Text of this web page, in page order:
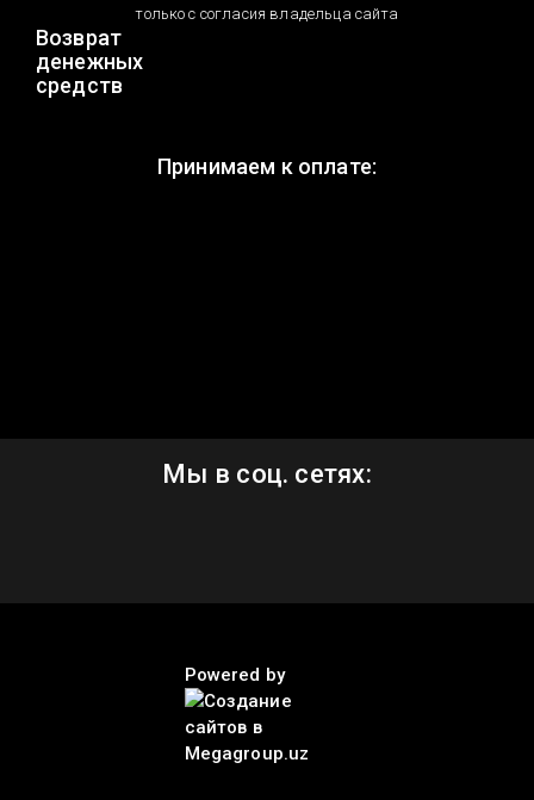
только с согласия владельца сайта
Возврат
денежных
средств
Принимаем к оплате:
Мы в соц. сетях:
Powered by